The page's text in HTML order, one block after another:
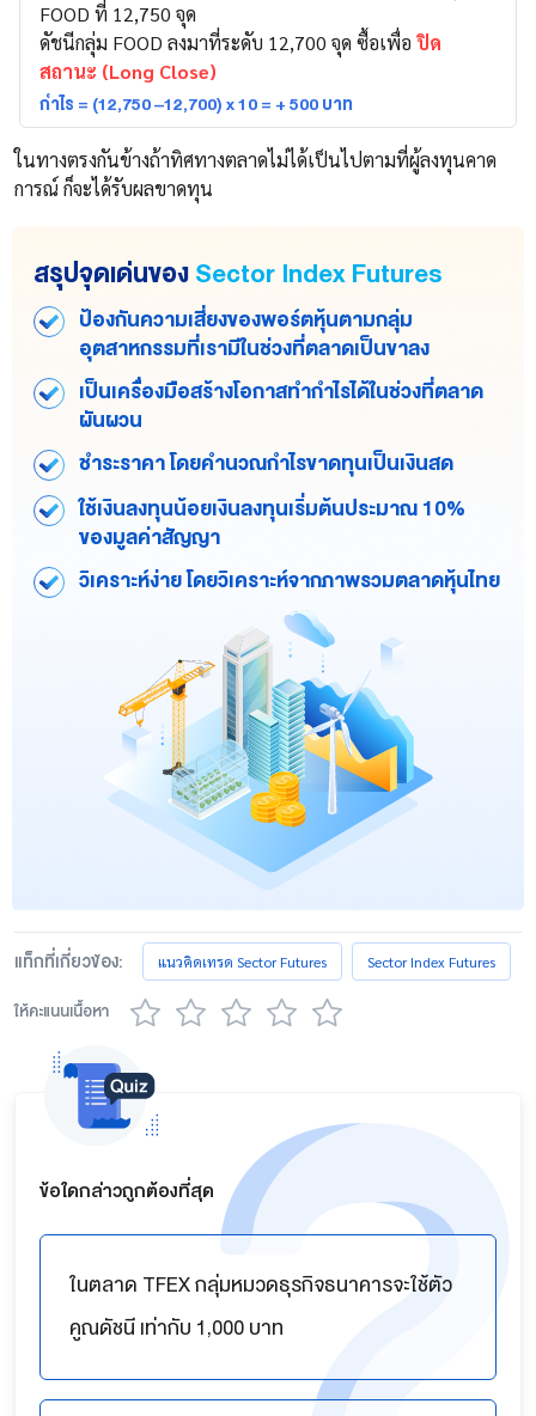
FOOD ที่ 12,750 จุด
ดัชนีกลุ่ม FOOD ลงมาที่ระดับ 12,700 จุด ซื้อเพื่อ ปิด
สถานะ (Long Close)
กำไร = (12,750 –12,700) x 10 = + 500 บาท
ในทางตรงกันข้างถ้าทิศทางตลาดไม่ได้เป็นไปตามที่ผู้ลงทุนคาด
การณ์ ก็จะได้รับผลขาดทุน
สรุปจุดเด่นของSector Index Futures
ป้องกันความเสี่ยงของพอร์ตหุ้นตามกลุ่ม
อุตสาหกรรมที่เรามีในช่วงที่ตลาดเป็นขาลง
เป็นเครื่องมือสร้างโอกาสทำกำไรได้ในช่วงที่ตลาด
ผันผวน
ชำระราคา โดยคำนวณกำไรขาดทุนเป็นเงินสด
ใช้เงินลงทุนน้อยเงินลงทุนเริ่มต้นประมาณ 10%
ของมูลค่าสัญญา
วิเคราะห์ง่าย โดยวิเคราะห์จากภาพรวมตลาดหุ้นไทย
แท็กที่เกี่ยวข้อง: แนวคิดเทรด Sector Futures Sector Index Futures
ให้คะแนนเนื้อหา
ข้อใดกล่าวถูกต้องที่สุด
ในตลาด TFEX กลุ่มหมวดธุรกิจธนาคารจะใช้ตัว
คูณดัชนี เท่ากับ 1,000 บาท